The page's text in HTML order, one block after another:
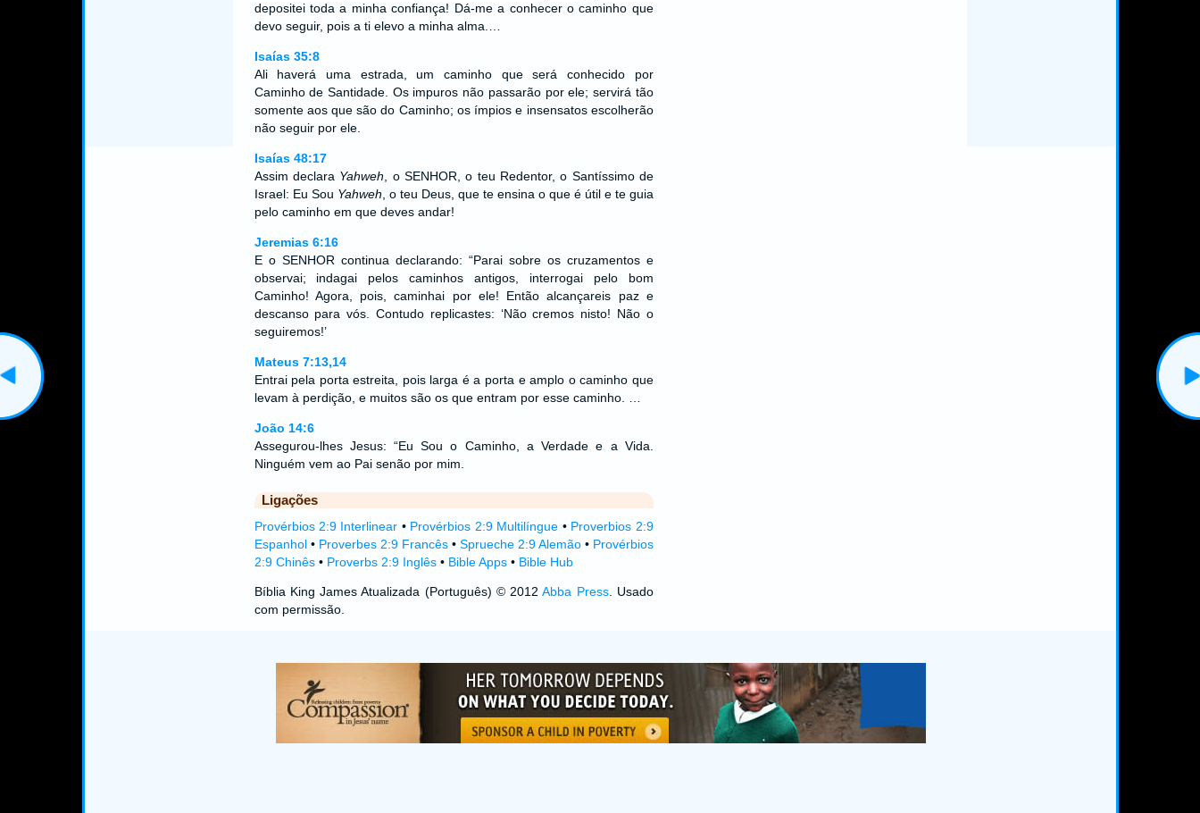
depositei toda a minha confiança! Dá-me a conhecer o caminho que
devo seguir, pois a ti elevo a minha alma.…
Isaías 35:8
Ali haverá uma estrada, um caminho que será conhecido por
Caminho de Santidade. Os impuros não passarão por ele; servirá tão
somente aos que são do Caminho; os ímpios e insensatos escolherão
não seguir por ele.
Isaías 48:17
Assim declara Yahweh , o SENHOR, o teu Redentor, o Santíssimo de
Israel: Eu Sou Yahweh , o teu Deus, que te ensina o que é útil e te guia
pelo caminho em que deves andar!
Jeremias 6:16
E o SENHOR continua declarando: “Parai sobre os cruzamentos e
observai; indagai pelos caminhos antigos, interrogai pelo bom
Caminho! Agora, pois, caminhai por ele! Então alcançareis paz e
descanso para vós. Contudo replicastes: ‘Não cremos nisto! Não o
seguiremos!’
Mateus 7:13,14
Entrai pela porta estreita, pois larga é a porta e amplo o caminho que
levam à perdição, e muitos são os que entram por esse caminho. …
João 14:6
Assegurou-lhes Jesus: “Eu Sou o Caminho, a Verdade e a Vida.
Ninguém vem ao Pai senão por mim.
Ligações
Provérbios 2:9 Interlinear • Provérbios 2:9 Multilíngue • Proverbios 2:9
Espanhol• Proverbes 2:9 Francês• Sprueche 2:9 Alemão• Provérbios
2:9 Chinês• Proverbs 2:9 Inglês• Bible Apps• Bible Hub
Bíblia King James Atualizada (Português) © 2012Abba Press. Usado
com permissão.